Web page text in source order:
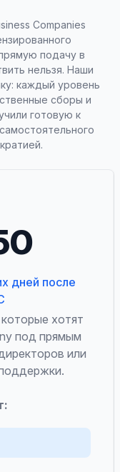
Companies
подачу в
нельзя. Наши
каждый уровень
сборы и
готовую к
дней после
хотят
под прямым
или